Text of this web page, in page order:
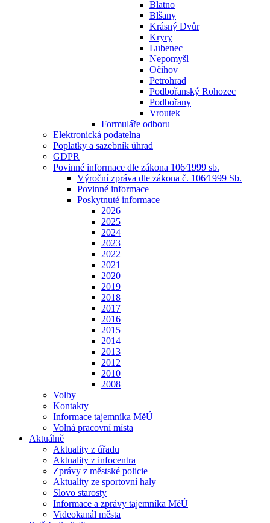
Blatno
Blšany
Krásný Dvůr
Kryry
Lubenec
Nepomyšl
Očihov
Petrohrad
Podbořanský Rohozec
Podbořany
Vroutek
Formuláře odboru
Elektronická podatelna
Poplatky a sazebník úhrad
GDPR
Povinné informace dle zákona 106⁄1999 sb.
Výroční zpráva dle zákona č. 106⁄1999 Sb.
Povinné informace
Poskytnuté informace
2026
2025
2024
2023
2022
2021
2020
2019
2018
2017
2016
2015
2014
2013
2012
2010
2008
Volby
Kontakty
Informace tajemníka MěÚ
Volná pracovní místa
Aktuálně
Aktuality z úřadu
Aktuality z infocentra
Zprávy z městské policie
Aktuality ze sportovní haly
Slovo starosty
Informace a zprávy tajemníka MěÚ
Videokanál města